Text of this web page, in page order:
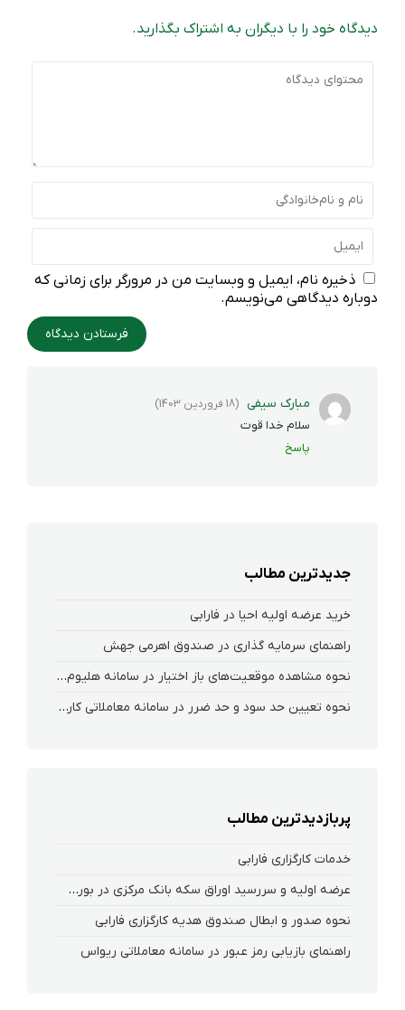
دیدگاه خود را با دیگران به اشتراک بگذارید.
ذخیره نام، ایمیل و وبسایت من در مرورگر برای زمانی که
دوباره دیدگاهی می‌نویسم.
مبارک سیفی (18 فروردین 1403)
سلام خدا قوت
پاسخ
جدیدترین مطالب
خرید عرضه اولیه احیا در فارابی
راهنمای سرمایه گذاری در صندوق اهرمی جهش
نحوه‌ مشاهده‌ موقعیت‌های باز اختیار در سامانه هلیوم و نکست
نحوه تعیین حد سود و حد ضرر در سامانه معاملاتی کارگزاری فارابی
پربازدیدترین مطالب
خدمات کارگزاری فارابی
عرضه اولیه و سررسید اوراق سکه بانک مرکزی در بورس کالا
نحوه صدور و ابطال صندوق هدیه کارگزاری فارابی
راهنمای بازیابی رمز عبور در سامانه معاملاتی ریواس